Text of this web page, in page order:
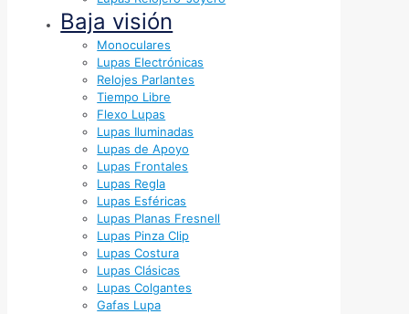
Baja visión
Monoculares
Lupas Electrónicas
Relojes Parlantes
Tiempo Libre
Flexo Lupas
Lupas Iluminadas
Lupas de Apoyo
Lupas Frontales
Lupas Regla
Lupas Esféricas
Lupas Planas Fresnell
Lupas Pinza Clip
Lupas Costura
Lupas Clásicas
Lupas Colgantes
Gafas Lupa